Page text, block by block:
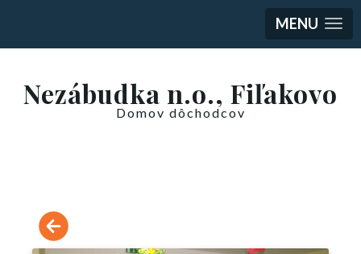
MENU
Nezábudka n.o., Fiľakovo
Domov dôchodcov